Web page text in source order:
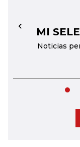
MI
Noticias
←